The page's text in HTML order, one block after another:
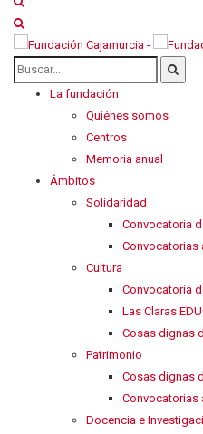
La fundación
Quiénes somos
Centros
Memoria anual
Ámbitos
Solidaridad
Convocatoria
Convocatorias
Cultura
Convocatoria
Las Claras
Cosas dignas
Patrimonio
Cosas dignas
Convocatorias
Docencia e